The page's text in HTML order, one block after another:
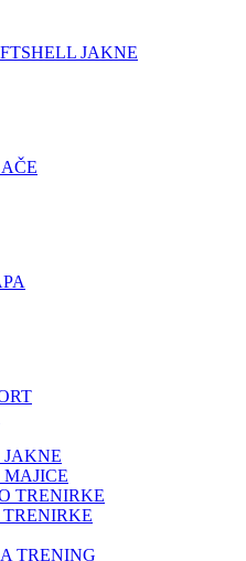
JAKNE
JAKNE
MAJICE
TRENIRKE
TRENING